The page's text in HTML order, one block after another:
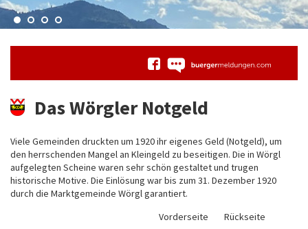
Das Wörgler Notgeld
Viele Gemeinden druckten um 1920 ihr eigenes Geld (Notgeld), um
den herrschenden Mangel an Kleingeld zu beseitigen. Die in Wörgl
aufgelegten Scheine waren sehr schön gestaltet und trugen
historische Motive. Die Einlösung war bis zum 31. Dezember 1920
durch die Marktgemeinde Wörgl garantiert.
Vorderseite
Rückseite